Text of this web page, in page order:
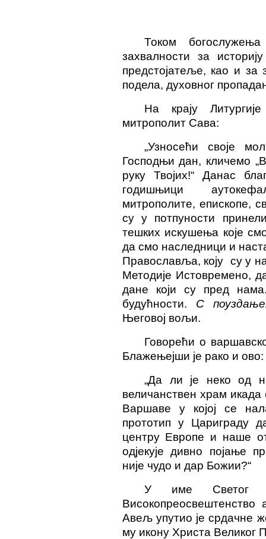
Током
захвалности за
предстојатеље, као и
подела, духовног
На крају
митрополит Сава:
„Узносећи своје
Господњи дан, кличемо
руку Твојих!“ Данас
годишњици
митрополите, епископе,
су у потпуности
тешких искушења које
да смо наследници и
Православља, коју су у
Методије Истовремено,
дане који су пред
будућности. С
Његовој вољи.
Говорећи о
Блажењејши је рако и ово:
„Да ли је неко од
величанствен храм
Варшаве у којој се
прототип у Цариграду
центру Европе и наше
одјекује дивно појање
није чудо и дар Божии?“
У име Светог
Авељ упутио је срдачне
му икону Христа Великог